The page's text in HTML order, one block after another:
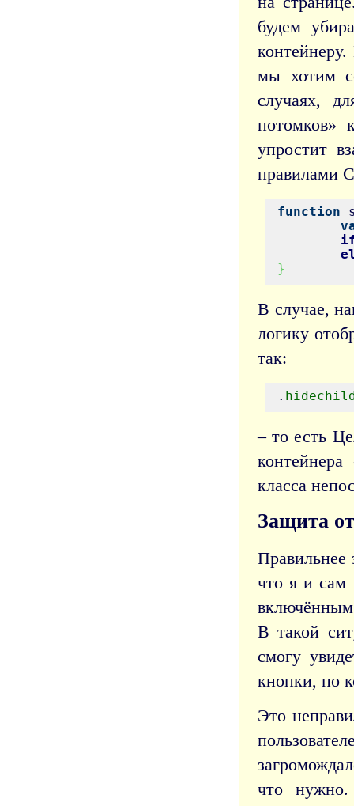
будем
мы хотим
случаях,
потомков»
упростит
правилами
function
}
В случае,
логику
так:
.
– то есть
класса
Защита
Правильнее
что я и сам
В такой
смогу
кнопки, по
Это
что